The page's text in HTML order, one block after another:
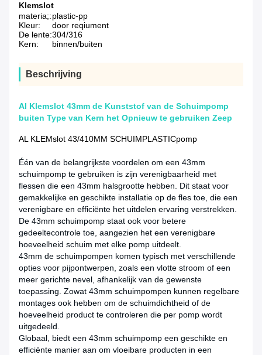
Klemslot
materia;:plastic-pp
Kleur:
door reqiument
De lente:304/316
Kern:
binnen/buiten
Beschrijving
Al Klemslot 43mm de Kunststof van de Schuimpomp
buiten Type van Kern het Opnieuw te gebruiken Zeep
AL KLEMslot 43/410MM SCHUIMPLASTICpomp
Één van de belangrijkste voordelen om een 43mm
schuimpomp te gebruiken is zijn verenigbaarheid met
flessen die een 43mm halsgrootte hebben. Dit staat voor
gemakkelijke en geschikte installatie op de fles toe, die een
verenigbare en efficiënte het uitdelen ervaring verstrekken.
De 43mm schuimpomp staat ook voor betere
gedeeltecontrole toe, aangezien het een verenigbare
hoeveelheid schuim met elke pomp uitdeelt.
43mm de schuimpompen komen typisch met verschillende
opties voor pijpontwerpen, zoals een vlotte stroom of een
meer gerichte nevel, afhankelijk van de gewenste
toepassing. Zowat 43mm schuimpompen kunnen regelbare
montages ook hebben om de schuimdichtheid of de
hoeveelheid product te controleren die per pomp wordt
uitgedeeld.
Globaal, biedt een 43mm schuimpomp een geschikte en
efficiënte manier aan om vloeibare producten in een